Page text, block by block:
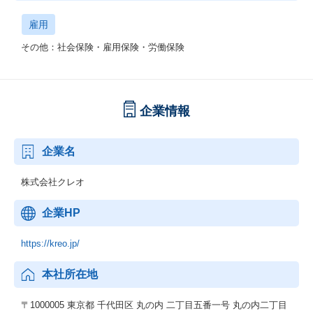
雇用
その他：社会保険・雇用保険・労働保険
企業情報
企業名
株式会社クレオ
企業HP
https://kreo.jp/
本社所在地
〒1000005 東京都 千代田区 丸の内 二丁目五番一号 丸の内二丁目